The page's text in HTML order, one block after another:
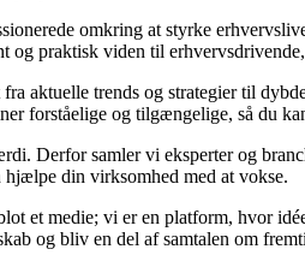
omkring at styrke
og praktisk viden til
aktuelle trends og strategier til
forståelige og tilgængelige, så du
Derfor samler vi eksperter og
din virksomhed med at vokse.
et medie; vi er en platform, hvor
og bliv en del af samtalen om